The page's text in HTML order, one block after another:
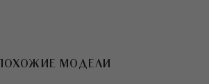
ПОХОЖИЕ МОДЕЛИ